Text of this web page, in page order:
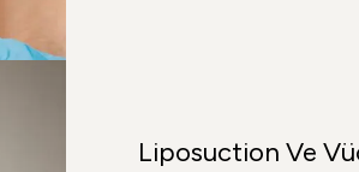
Liposuction Ve